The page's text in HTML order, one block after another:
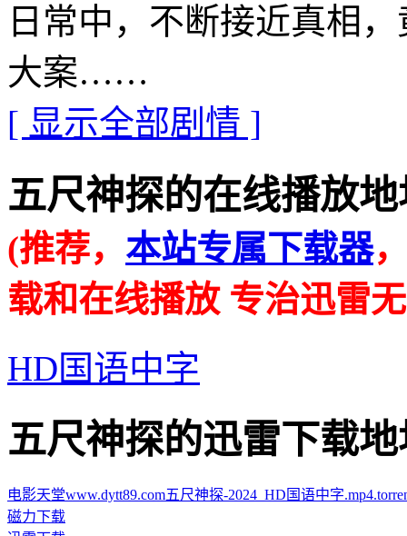
日常中，不断接近真相
大案……
[ 显示全部剧情 ]
五尺神探的在线播放地
(推荐， 本站专属下载器
载和在线播放 专治迅雷
HD国语中字
五尺神探的迅雷下载地
电影天堂www.dytt89.com五尺神探-2024_HD国语中字
磁力下载